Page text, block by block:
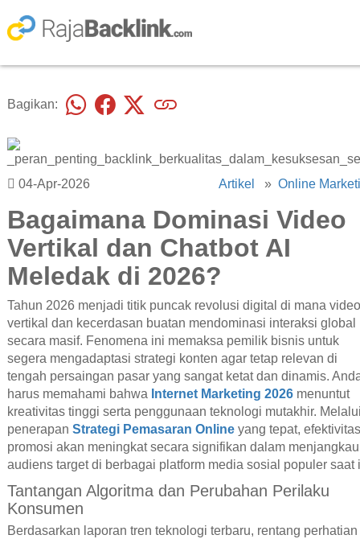
Bagikan:
04-Apr-2026 Artikel » Online
Bagaimana Dominasi Video
Vertikal dan Chatbot AI
Meledak di 2026?
Tahun 2026 menjadi titik puncak revolusi digital di mana video
vertikal dan kecerdasan buatan mendominasi interaksi global
secara masif. Fenomena ini memaksa pemilik bisnis untuk
segera mengadaptasi strategi konten agar tetap relevan di
tengah persaingan pasar yang sangat ketat dan dinamis.
harus memahami bahwa Internet Marketing 2026menuntut
kreativitas tinggi serta penggunaan teknologi mutakhir.
penerapan Strategi Pemasaran Onlineyang tepat, efektivitas
promosi akan meningkat secara signifikan dalam menjangkau
audiens target di berbagai platform media sosial populer saat
Tantangan Algoritma dan Perubahan Perilaku
Konsumen
Berdasarkan laporan tren teknologi terbaru, rentang perhatian